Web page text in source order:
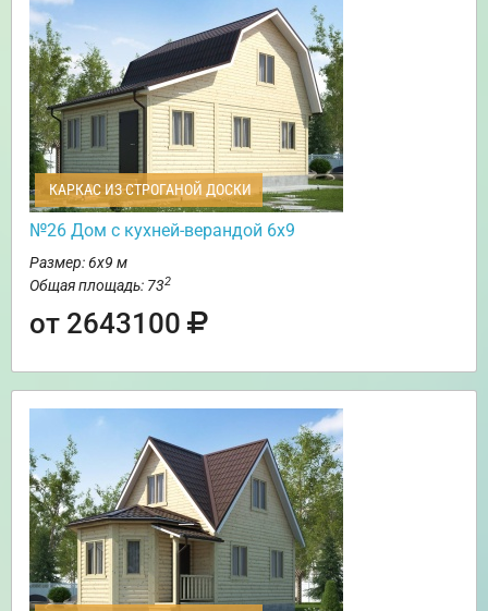
КАРКАС ИЗ СТРОГАНОЙ ДОСКИ
№26 Дом с кухней-верандой 6х9
Размер: 6х9 м
Общая площадь: 732
от 2643100